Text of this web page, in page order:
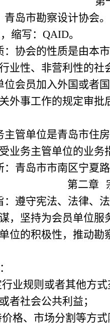
岛市勘察设计协会
缩写：QAID。
协会的性质是由本
业性、非营利性的社
会员加入外国或者
外事工作的规定审
管单位是青岛市住
业务主管单位的业
青岛市市南区宁夏
第二章
遵守宪法、法律、
，坚持为会员单位
位的积极性，推动
行业规则或者其他方
者社会公共利益；
价格、市场分割等方